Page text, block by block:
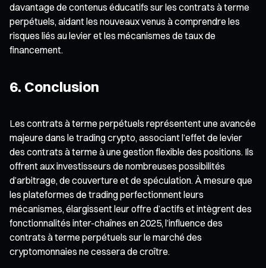
davantage de contenus éducatifs sur les contrats à terme
perpétuels, aidant les nouveaux venus à comprendre les
risques liés au levier et les mécanismes de taux de
financement.
6. Conclusion
Les contrats à terme perpétuels représentent une avancée
majeure dans le trading crypto, associant l’effet de levier
des contrats à terme à une gestion flexible des positions. Ils
offrent aux investisseurs de nombreuses possibilités
d’arbitrage, de couverture et de spéculation. À mesure que
les plateformes de trading perfectionnent leurs
mécanismes, élargissent leur offre d’actifs et intègrent des
fonctionnalités inter-chaînes en 2025, l’influence des
contrats à terme perpétuels sur le marché des
cryptomonnaies ne cessera de croître.